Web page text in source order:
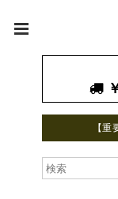
【